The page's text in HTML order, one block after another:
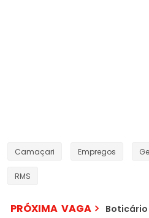
Camaçari Empregos
RMS
PRÓXIMA VAGA
Boticário